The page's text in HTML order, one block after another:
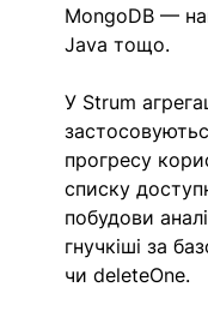
MongoDB —
Java тощо.
У Strum
прогресу
списку
побудови
гнучкіші за
чи deleteOne.